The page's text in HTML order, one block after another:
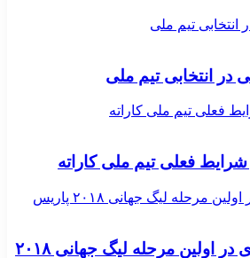
تیم ملی
انتخابی تیم ملی
فعلی تیم ملی کاراته
فعلی تیم ملی کاراته
لیگ جهانی ۲۰۱۸ پاریس
مسابقه بهمن عسگری در اولین مرحله لیگ جهانی ۲۰۱۸